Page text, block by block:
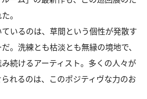
。
いるのは、草間という個性が発散す
。洗練とも枯淡とも無縁の境地で、
続けるアーティスト。多くの人々が
れるのは、このポジティヴな力のお